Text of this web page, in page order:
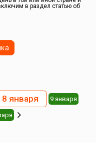
город на севере
в раздел статью об
8 января 9 января